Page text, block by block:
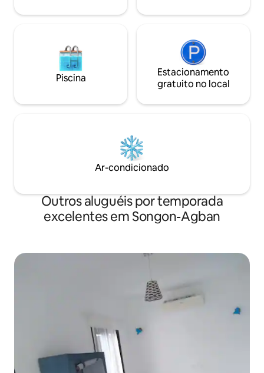
Piscina
Estacionamento
gratuito no local
Ar-condicionado
Outros aluguéis por temporada
excelentes em Songon-Agban